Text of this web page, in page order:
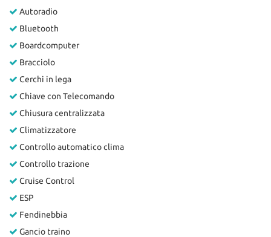
Autoradio
Bluetooth
Boardcomputer
Bracciolo
Cerchi in lega
Chiave con Telecomando
Chiusura centralizzata
Climatizzatore
Controllo automatico clima
Controllo trazione
Cruise Control
ESP
Fendinebbia
Gancio traino